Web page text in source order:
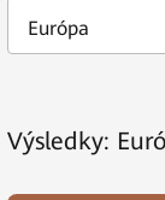
Európa
Výsledky: